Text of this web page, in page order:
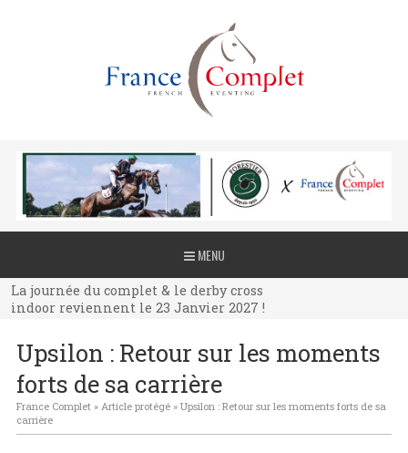
MENU
La journée du complet & le derby cross
indoor reviennent le 23 Janvier 2027 !
La journée du complet & le derby cross
indoor reviennent le 23 Janvier 2027 !
indoor reviennent le 23 Janvier 2027 !
Upsilon : Retour sur les moments
forts de sa carrière
France Complet» Article protégé» Upsilon : Retour sur les moments forts de sa
carrière